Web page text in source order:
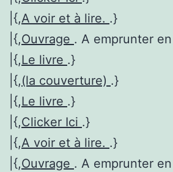
|{,A voir et à lire. .}
|{,Ouvrage . A emprunter
|{,Le livre .}
|{,(la couverture) .}
|{,Le livre .}
|{,Clicker Ici .}
|{,A voir et à lire. .}
|{,Ouvrage . A emprunter